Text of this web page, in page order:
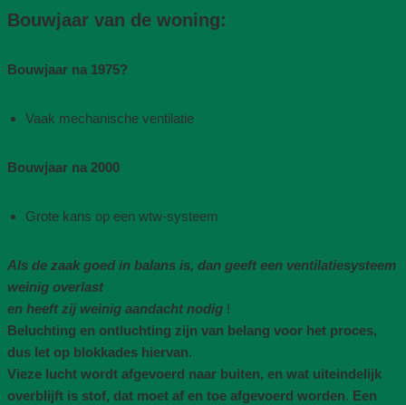
Bouwjaar van de woning​:
Bouwjaar na 1975​?
Vaak mechanische ventilatie​
Bouwjaar na 2000
Grote kans op een wtw-systeem
Als de zaak goed in balans is, dan geeft een ventilatiesysteem
weinig overlast
en heeft zij weinig aandacht nodig !
Beluchting en ontluchting zijn van belang voor het proces,
dus let op blokkades hiervan.
Vieze lucht wordt afgevoerd naar buiten, en wat uiteindelijk
overblijft is stof, dat moet af en toe afgevoerd worden. Een